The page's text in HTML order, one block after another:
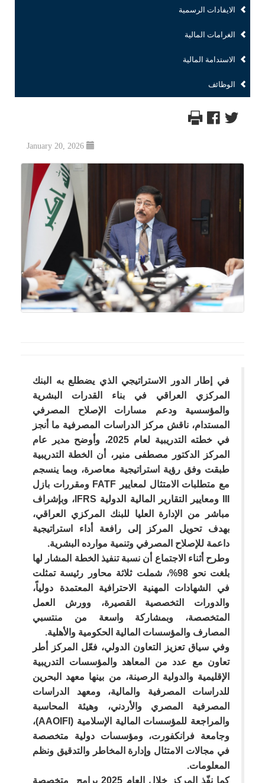
الايفادات الرسمية
الغرامات المالية
الاستدامة المالية
الوظائف
في إطار الدور الاستراتيجي الذي يضطلع به البنك
المركزي العراقي في بناء القدرات البشرية
والمؤسسية ودعم مسارات الإصلاح المصرفي
المستدام، ناقش مركز الدراسات المصرفية ما أنجز
في خطته التدريبية لعام 2025، وأوضح مدير عام
المركز الدكتور مصطفى منير، أن الخطة التدريبية
طبقت وفق رؤية استراتيجية معاصرة، وبما ينسجم
مع متطلبات الامتثال لمعايير FATF ومقررات بازل
III ومعايير التقارير المالية الدولية IFRS، وبإشراف
مباشر من الإدارة العليا للبنك المركزي العراقي،
بهدف تحويل المركز إلى رافعة أداء استراتيجية
داعمة للإصلاح المصرفي وتنمية موارده البشرية.
وطرح أثناء الاجتماع أن نسبة تنفيذ الخطة المشار لها
بلغت نحو 98%، شملت ثلاثة محاور رئيسة تمثلت
في الشهادات المهنية الاحترافية المعتمدة دولياً،
والدورات التخصصية القصيرة، وورش العمل
المتخصصة، وبمشاركة واسعة من منتسبي
المصارف والمؤسسات المالية الحكومية والأهلية.
وفي سياق تعزيز التعاون الدولي، فعّل المركز أطر
تعاون مع عدد من المعاهد والمؤسسات التدريبية
الإقليمية والدولية الرصينة، من بينها معهد البحرين
للدراسات المصرفية والمالية، ومعهد الدراسات
المصرفية المصري والأردني، وهيئة المحاسبة
والمراجعة للمؤسسات المالية الإسلامية (AAOIFI)،
وجامعة فرانكفورت، ومؤسسات دولية متخصصة
في مجالات الامتثال وإدارة المخاطر والتدقيق ونظم
المعلومات.
كما نفّذ المركز خلال العام 2025 برامج متخصصة